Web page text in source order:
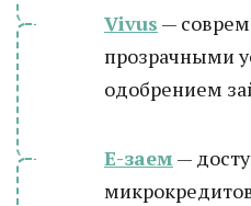
Vivus —
прозрачными
одобрением
Е-заем —